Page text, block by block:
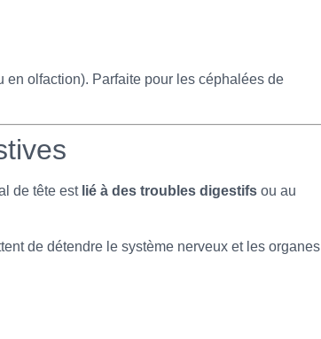
en olfaction). Parfaite pour les céphalées de
de tête est lié à des troubles digestifs ou au
de détendre le système nerveux et les organes